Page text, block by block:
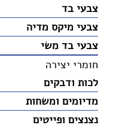
צבעי בד
צבעי מיקס מדיה
צבעי בד משי
חומרי יצירה
לכות ודבקים
מדיומים ומשחות
נצנצים ופייטים